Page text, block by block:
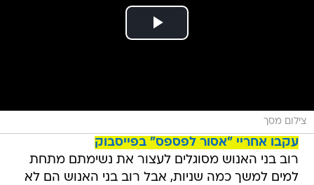
צילום מסך
עקבו אחריי "אסור לפספס" בפייסבוק
רוב בני האנוש מסוגלים לעצור את נשימתם מתחת
למים למשך כמה שניות, אבל רוב בני האנוש הם לא